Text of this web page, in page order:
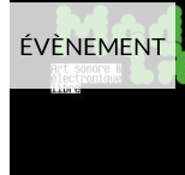
ÉVÈNEMENT